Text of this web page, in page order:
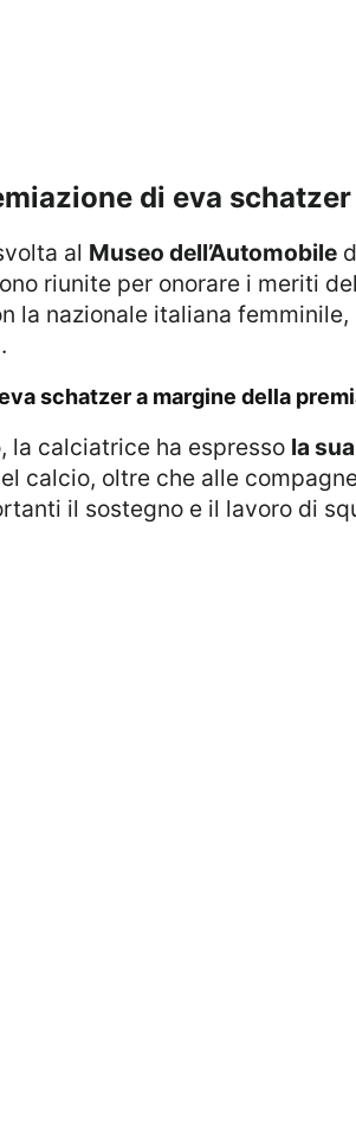
di eva
al Museo dell’Automobile
riunite per onorare i meriti
la nazionale italiana
schatzer a margine della
la calciatrice ha espresso la
calcio, oltre che alle
il sostegno e il lavoro di